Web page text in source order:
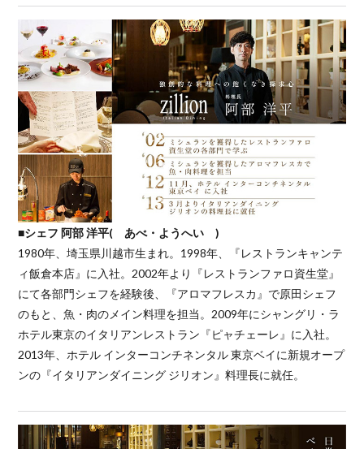
■シェフ 阿部 洋平( あべ・ようへい )
1980年、埼玉県川越市生まれ。1998年、『レストランキャンテ
ィ飯倉本店』に入社。2002年より『レストランファロ資生堂』
にて各部門シェフを経験後、『アロマフレスカ』で原田シェフ
のもと、魚・肉のメイン料理を担当。2009年にシャングリ・ラ
ホテル東京のイタリアンレストラン『ピャチェーレ』に入社。
2013年、ホテル インターコンチネンタル 東京ベイに新規オープ
ンの『イタリアンダイニング ジリオン』料理長に就任。